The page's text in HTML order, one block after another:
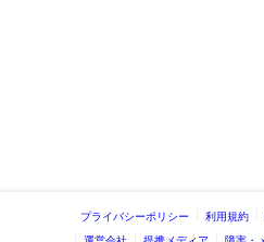
プライバシーポリシー 利用規約